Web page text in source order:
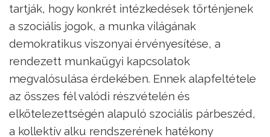
tartják, hogy konkrét intézkedések történjenek
a szociális jogok, a munka világának
demokratikus viszonyai érvényesítése, a
rendezett munkaügyi kapcsolatok
megvalósulása érdekében. Ennek alapfeltétele
az összes fél valódi részvételén és
elkötelezettségén alapuló szociális párbeszéd,
a kollektív alku rendszerének hatékony